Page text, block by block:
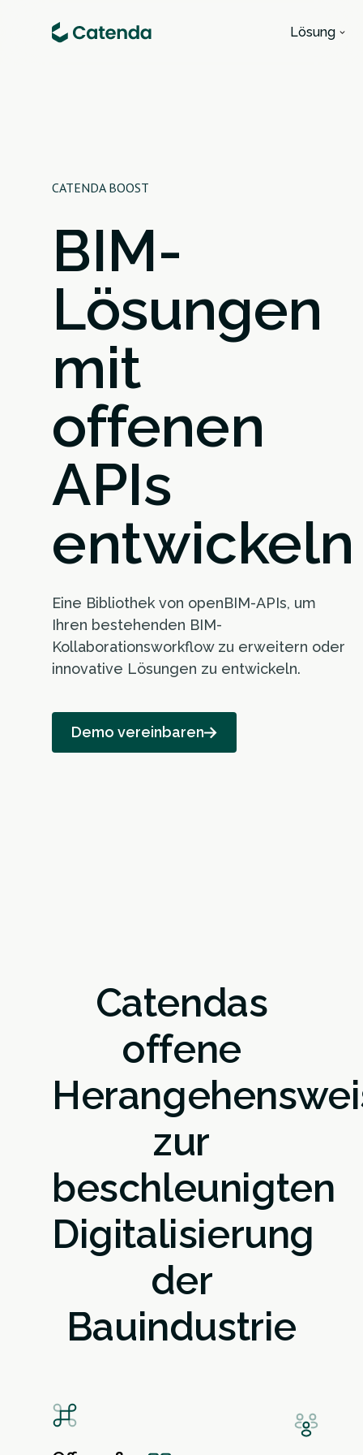
Lösung
CATENDA BOOST
BIM-
Lösungen
mit
offenen
APIs
entwickeln
Eine Bibliothek von openBIM-APIs, um
Ihren bestehenden BIM-
Kollaborationsworkflow zu erweitern oder
innovative Lösungen zu entwickeln.
Demo vereinbaren
Catendas
offene
zur
beschleunigten
Digitalisierung
der
Bauindustrie